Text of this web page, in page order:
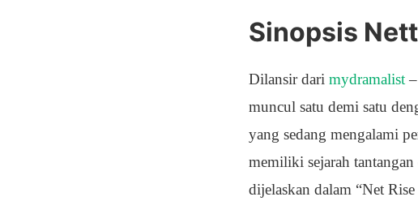
Sinopsis
Dilansir dari mydramalist
muncul satu demi satu
yang sedang mengalami
memiliki sejarah
dijelaskan dalam “Net